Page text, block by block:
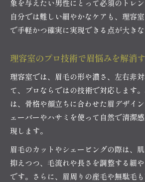
象を与えたい男性にとって必須のトレン
自分では難しい細やかなケアも、理容
で手軽かつ確実に実現できる点が大きな
理容室のプロ技術で眉悩みを解消
理容室では、眉毛の形や濃さ、左右非
て、プロならではの技術で対応します
は、骨格や顔立ちに合わせた眉デザイ
ェーバーやハサミを使って自然で清潔
現します。
眉毛のカットやシェービングの際は、
抑えつつ、毛流れや長さを調整する細
です。さらに、眉周りの産毛や無駄毛